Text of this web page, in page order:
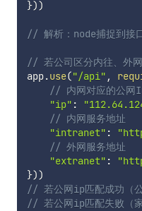
}))
// 解析：node捕捉
// 若公司区分内往、外
app.use("/api" ,
// 内网对应的公网
"ip" :
// 内网服务地址
"intranet" :
// 外网服务地址
"extranet" :
}))
// 若公网ip匹配成功（公
// 若公网ip匹配失败（家